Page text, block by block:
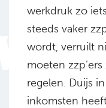
werkdruk zo
steeds vaker
wordt, verruilt
moeten
regelen. Duijs in
inkomsten